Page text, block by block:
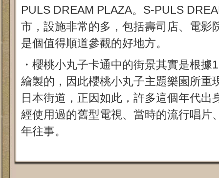
PULS DREAM PLAZA。S-PULS
市，設施非常的多，包括壽司店、電影
是個值得順道參觀的好地方。
・櫻桃小丸子卡通中的街景其實是根
繪製的，因此櫻桃小丸子主題樂園所重
日本街道，正因如此，許多這個年代出
經使用過的舊型電視、當時的流行唱片
年往事。